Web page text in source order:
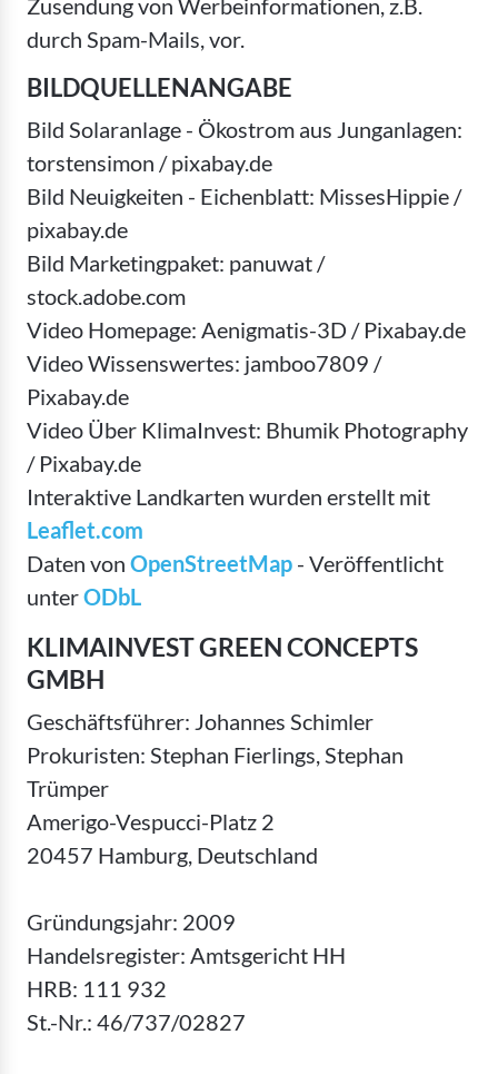
Zusendung von Werbeinformationen, z.B.
durch Spam-Mails, vor.
BILDQUELLENANGABE
Bild Solaranlage - Ökostrom aus Junganlagen:
torstensimon / pixabay.de
Bild Neuigkeiten - Eichenblatt: MissesHippie /
pixabay.de
Bild Marketingpaket: panuwat /
stock.adobe.com
Video Homepage: Aenigmatis-3D / Pixabay.de
Video Wissenswertes: jamboo7809 /
Pixabay.de
Video Über KlimaInvest: Bhumik Photography
/ Pixabay.de
Interaktive Landkarten wurden erstellt mit
Leaflet.com
Daten von OpenStreetMap - Veröffentlicht
unterODbL
KLIMAINVEST GREEN CONCEPTS
GMBH
Geschäftsführer: Johannes Schimler
Prokuristen: Stephan Fierlings, Stephan
Trümper
Amerigo-Vespucci-Platz 2
20457 Hamburg, Deutschland
Gründungsjahr: 2009
Handelsregister: Amtsgericht HH
HRB: 111 932
St.-Nr.: 46/737/02827